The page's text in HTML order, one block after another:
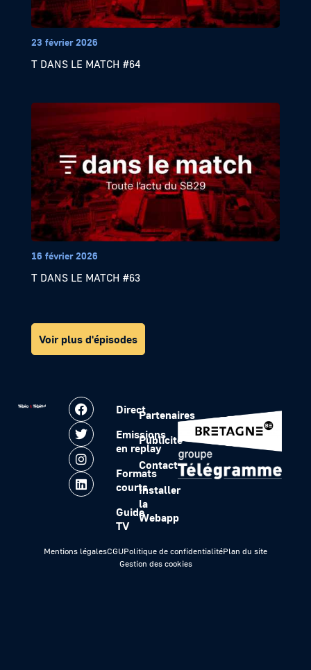
23 février 2026
T DANS LE MATCH #64
16 février 2026
T DANS LE MATCH #63
Voir plus d'épisodes
Direct
Emissions
en replay
Formats
courts
Guide
TV
Partenaires
Publicité
Contact
Installer
la
Webapp
Mentions légalesCGUPolitique de confidentialitéPlan du site
Gestion des cookies